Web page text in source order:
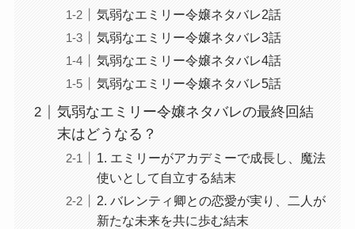
気弱なエミリー令嬢ネタバレ2話
気弱なエミリー令嬢ネタバレ3話
気弱なエミリー令嬢ネタバレ4話
気弱なエミリー令嬢ネタバレ5話
気弱なエミリー令嬢ネタバレの最終回結
末はどうなる？
1. エミリーがアカデミーで成長し、魔法
使いとして自立する結末
2. バレンティ卿との恋愛が実り、二人が
新たな未来を共に歩む結末